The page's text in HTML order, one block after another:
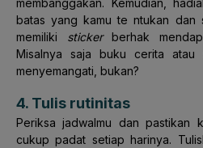
batas yang kamu te ntukan dan
memiliki stickerberhak
Misalnya saja buku cerita atau
menyemangati, bukan?
4. Tulis rutinitas
Periksa jadwalmu dan pastikan
cukup padat setiap harinya.